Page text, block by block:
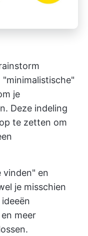
"minimalistische"
je
Deze indeling
te zetten om
vinden" en
je misschien
meer